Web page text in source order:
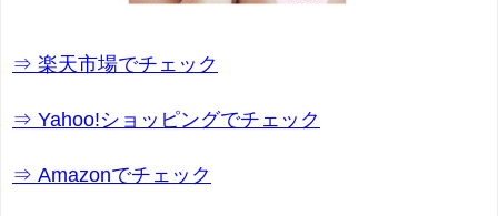
⇒ 楽天市場でチェック
⇒ Yahoo!ショッピングでチェック
⇒ Amazonでチェック